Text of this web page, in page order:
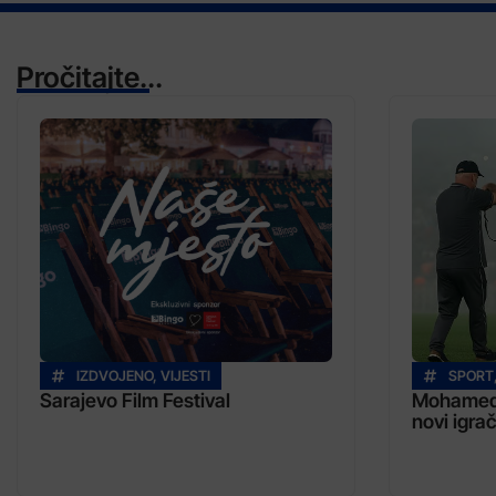
Pročitajte...
IZDVOJENO, VIJESTI
Sarajevo Film Festival
SPORT
novi